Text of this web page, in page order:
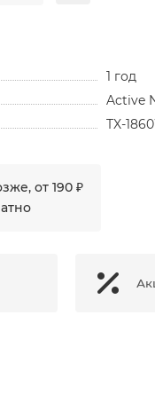
1 год
Active
TX-
от 190 ₽